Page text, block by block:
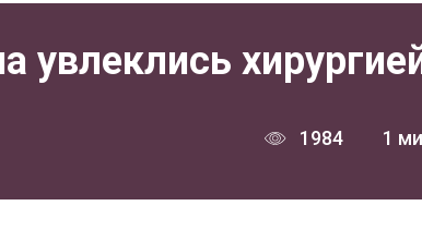
увлеклись
1984 1